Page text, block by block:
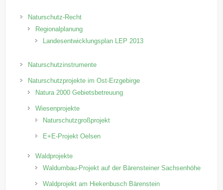
Naturschutz-Recht
Regionalplanung
Landesentwicklungsplan LEP 2013
Naturschutzinstrumente
Naturschutzprojekte im Ost-Erzgebirge
Natura 2000 Gebietsbetreuung
Wiesenprojekte
Naturschutzgroßprojekt
E+E-Projekt Oelsen
Waldprojekte
Waldumbau-Projekt auf der Bärensteiner Sachsenhöhe
Waldprojekt am Hiekenbusch Bärenstein